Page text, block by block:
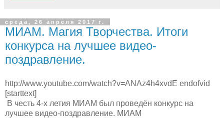
среда, 26 апреля 2017 г.
МИАМ. Магия Творчества. Итоги
конкурса на лучшее видео-
поздравление.
http://www.youtube.com/watch?v=ANAz4h4xvdE endofvid
[starttext]
В честь 4-х летия МИАМ был проведён конкурс на
лучшее видео-поздравление. МИАМ